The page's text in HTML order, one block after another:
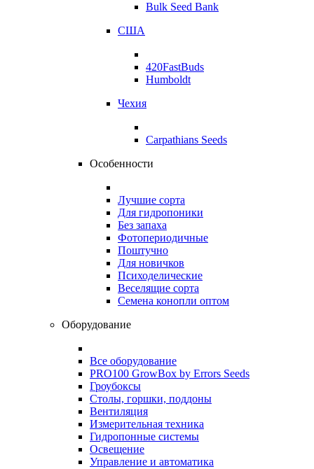
Bulk Seed Bank
США
420FastBuds
Humboldt
Чехия
Carpathians Seeds
Особенности
Лучшие сорта
Для гидропоники
Без запаха
Фотопериодичные
Поштучно
Для новичков
Психоделические
Веселящие сорта
Семена конопли оптом
Оборудование
Все оборудование
PRO100 GrowBox by Errors Seeds
Гроубоксы
Столы, горшки, поддоны
Вентиляция
Измерительная техника
Гидропонные системы
Освещение
Управление и автоматика